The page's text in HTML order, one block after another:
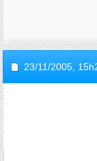
23/11/2005,